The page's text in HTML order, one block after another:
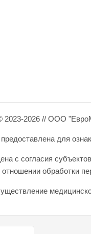
2023-2026 // ООО
для
с согласия
отношении обработки